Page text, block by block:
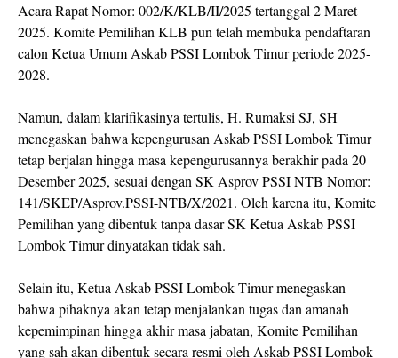
Acara Rapat Nomor: 002/K/KLB/II/2025 tertanggal 2 Maret
2025. Komite Pemilihan KLB pun telah membuka pendaftaran
calon Ketua Umum Askab PSSI Lombok Timur periode 2025-
2028.
Namun, dalam klarifikasinya tertulis, H. Rumaksi SJ, SH
menegaskan bahwa kepengurusan Askab PSSI Lombok Timur
tetap berjalan hingga masa kepengurusannya berakhir pada 20
Desember 2025, sesuai dengan SK Asprov PSSI NTB Nomor:
141/SKEP/Asprov.PSSI-NTB/X/2021. Oleh karena itu, Komite
Pemilihan yang dibentuk tanpa dasar SK Ketua Askab PSSI
Lombok Timur dinyatakan tidak sah.
Selain itu, Ketua Askab PSSI Lombok Timur menegaskan
bahwa pihaknya akan tetap menjalankan tugas dan amanah
kepemimpinan hingga akhir masa jabatan, Komite Pemilihan
yang sah akan dibentuk secara resmi oleh Askab PSSI Lombok